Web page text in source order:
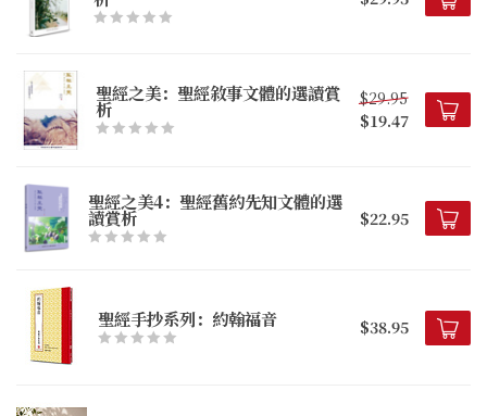
聖經之美：聖經敘事文體的選讀賞
析
$29.95
$19.47
聖經之美4：聖經舊約先知文體的選
讀賞析 $22.95
聖經手抄系列：約翰福音 $38.95